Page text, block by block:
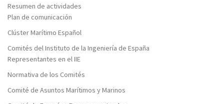
Resumen de actividades
Plan de comunicación
Clúster Marítimo Español
Comités del Instituto de la Ingeniería de España
Representantes en el IIE
Normativa de los Comités
Comité de Asuntos Marítimos y Marinos